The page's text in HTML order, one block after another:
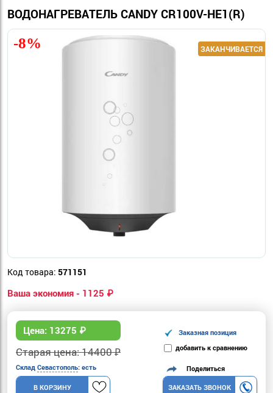
ВОДОНАГРЕВАТЕЛЬ CANDY CR100V-HE1(R)
Код товара: 571151
Ваша экономия - 1125 ₽
Цена: 13275 ₽
Старая цена: 14400 ₽
Заказная позиция
добавить к сравнению
Склад Севастополь: есть
В КОРЗИНУ
Поделиться
ЗАКАЗАТЬ ЗВОНОК
-8%